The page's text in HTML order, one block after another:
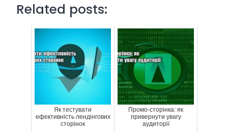
Related posts:
Як тестувати
ефективність лендінгових
сторінок
Промо-сторінка: як
привернути увагу
аудиторії